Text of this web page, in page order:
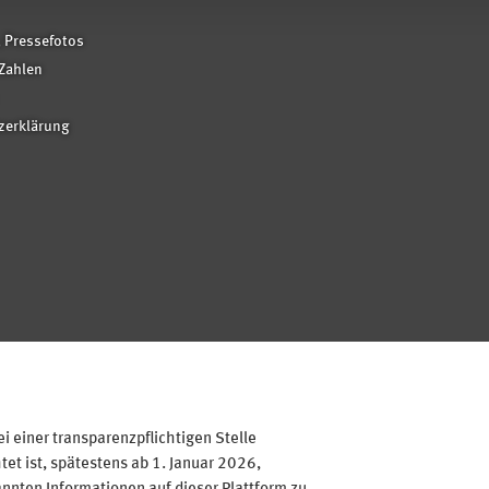
Pressefotos
einer transparenzpflichtigen Stelle
ist, spätestens ab 1. Januar 2026,